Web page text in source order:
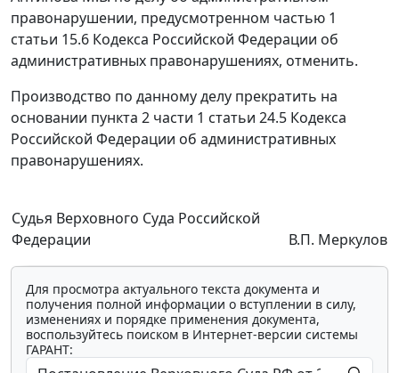
правонарушении, предусмотренном частью 1
статьи 15.6 Кодекса Российской Федерации об
административных правонарушениях, отменить.
Производство по данному делу прекратить на
основании пункта 2 части 1 статьи 24.5 Кодекса
Российской Федерации об административных
правонарушениях.
Судья Верховного Суда Российской
Федерации
В.П. Меркулов
Для просмотра актуального текста документа и
получения полной информации о вступлении в силу,
изменениях и порядке применения документа,
воспользуйтесь поиском в Интернет-версии системы
ГАРАНТ: